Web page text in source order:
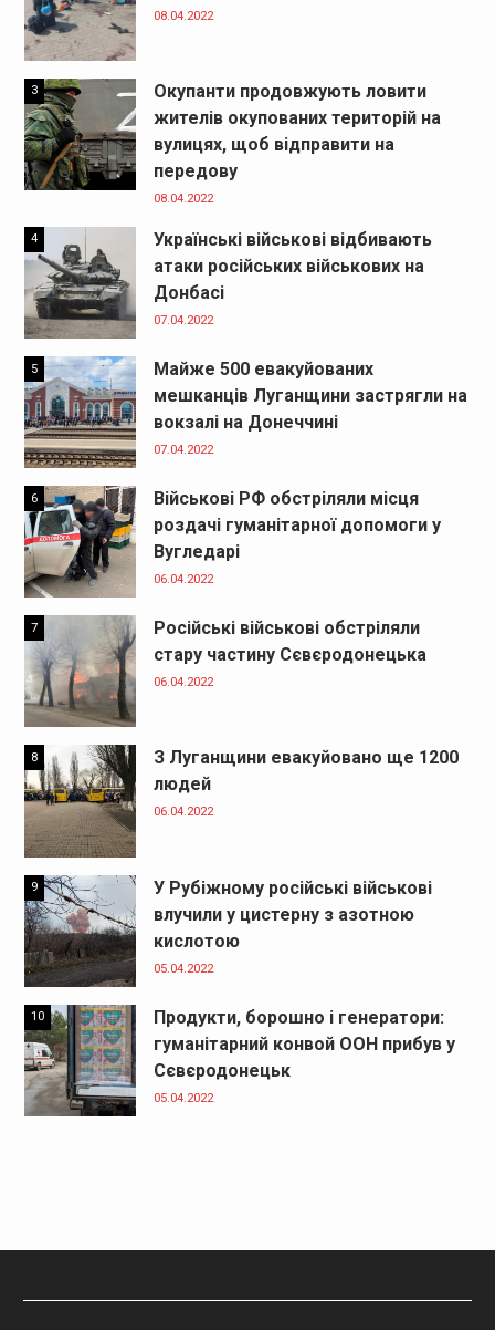
08.04.2022
3
Окупанти продовжують ловити
жителів окупованих територій на
вулицях, щоб відправити на
передову
08.04.2022
4
Українські військові відбивають
атаки російських військових на
Донбасі
07.04.2022
5
Майже 500 евакуйованих
мешканців Луганщини застрягли на
вокзалі на Донеччині
07.04.2022
6
Військові РФ обстріляли місця
роздачі гуманітарної допомоги у
Вугледарі
06.04.2022
7
Російські військові обстріляли
стару частину Сєвєродонецька
06.04.2022
8
З Луганщини евакуйовано ще 1200
людей
06.04.2022
9
У Рубіжному російські військові
влучили у цистерну з азотною
кислотою
05.04.2022
10
Продукти, борошно і генератори:
гуманітарний конвой ООН прибув у
Сєвєродонецьк
05.04.2022